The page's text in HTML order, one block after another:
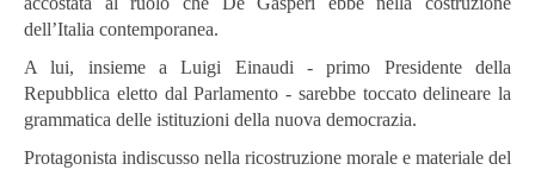
dell’Italia contemporanea.
A lui, insieme a Luigi Einaudi - primo Presidente della
Repubblica eletto dal Parlamento - sarebbe toccato delineare la
grammatica delle istituzioni della nuova democrazia.
Protagonista indiscusso nella ricostruzione morale e materiale del